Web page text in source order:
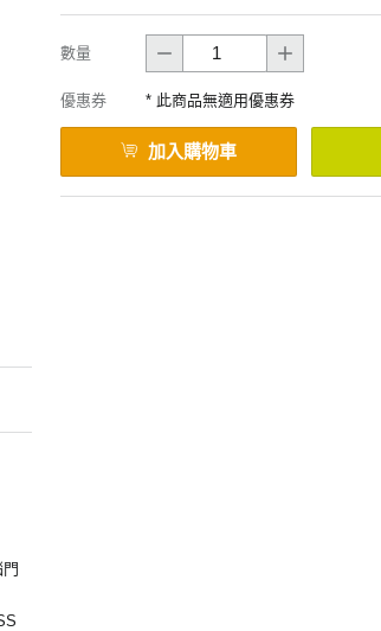
門
數量
優惠券 * 此商品無適用優惠券
加入購物車